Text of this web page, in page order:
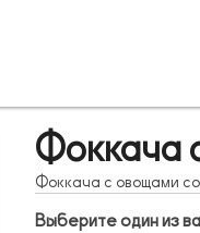
Фоккача
Фоккача с овощами
Выберите один из